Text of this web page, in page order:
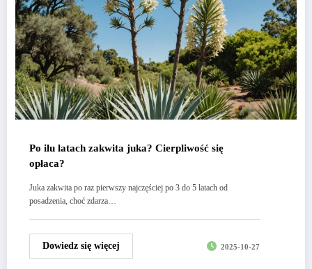
Po ilu latach zakwita juka? Cierpliwość się
opłaca?
Juka zakwita po raz pierwszy najczęściej po 3 do 5 latach od
posadzenia, choć zdarza…
Dowiedz się więcej 2025-10-27